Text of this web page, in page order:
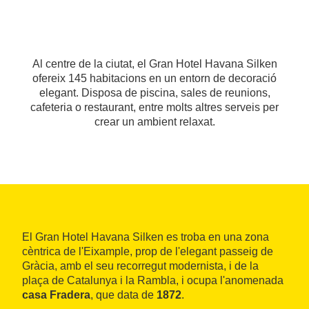
Al centre de la ciutat, el Gran Hotel Havana Silken
ofereix 145 habitacions en un entorn de decoració
elegant. Disposa de piscina, sales de reunions,
cafeteria o restaurant, entre molts altres serveis per
crear un ambient relaxat.
El Gran Hotel Havana Silken es troba en una zona
cèntrica de l'Eixample, prop de l'elegant passeig de
Gràcia, amb el seu recorregut modernista, i de la
plaça de Catalunya i la Rambla, i ocupa l'anomenada
casa Fradera, que data de 1872.